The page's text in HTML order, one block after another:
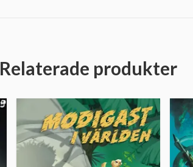
Relaterade produkter